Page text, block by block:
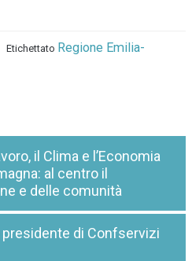
Etichettato Regione Emilia-
il Clima e l’Economia
al centro il
e delle comunità
presidente di Confservizi